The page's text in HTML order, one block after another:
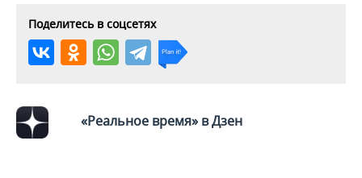
Поделитесь в соцсетях
«Реальное время» в Дзен